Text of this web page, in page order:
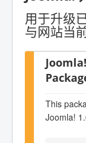
用于升级
与网站当
This
Joomla!